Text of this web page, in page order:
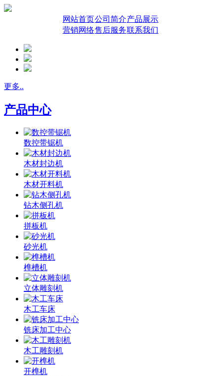
网站首页公司简介产品展示
营销网络售后服务联系我们
更多..
产品中心
数控带锯机
木材封边机
木材开料机
钻木侧孔机
拼板机
砂光机
榫槽机
立体雕刻机
木工车床
铣床加工中心
木工雕刻机
开榫机